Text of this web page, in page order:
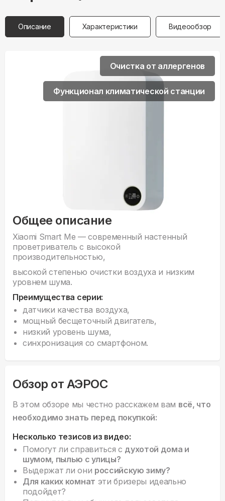
Описание Характеристики Видеообзор
Общее описание
Xiaomi Smart Me — современный настенный
проветриватель с высокой
производительностью,
высокой степенью очистки воздуха и низким
уровнем шума.
Преимущества серии:
датчики качества воздуха,
мощный бесщеточный двигатель,
низкий уровень шума,
синхронизация со смартфоном.
Очистка от аллергенов
Функционал климатической станции
Обзор от АЭРОС
В этом обзоре мы честно расскажем вам всё, что
необходимо знать перед покупкой:
Несколько тезисов из видео:
Помогут ли справиться с духотой дома и
шумом, пылью с улицы?
Выдержат ли они российскую зиму?
Для каких комнат эти бризеры идеально
подойдет?